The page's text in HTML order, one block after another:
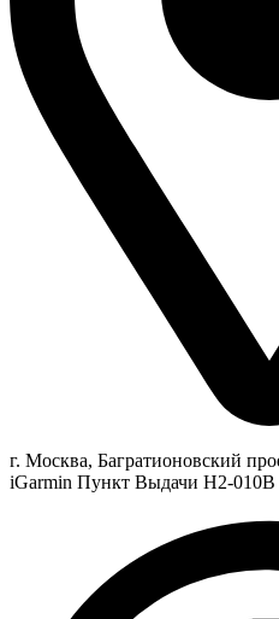
г. Москва, Багратионовский
iGarmin Пункт Выдачи Н2-010В